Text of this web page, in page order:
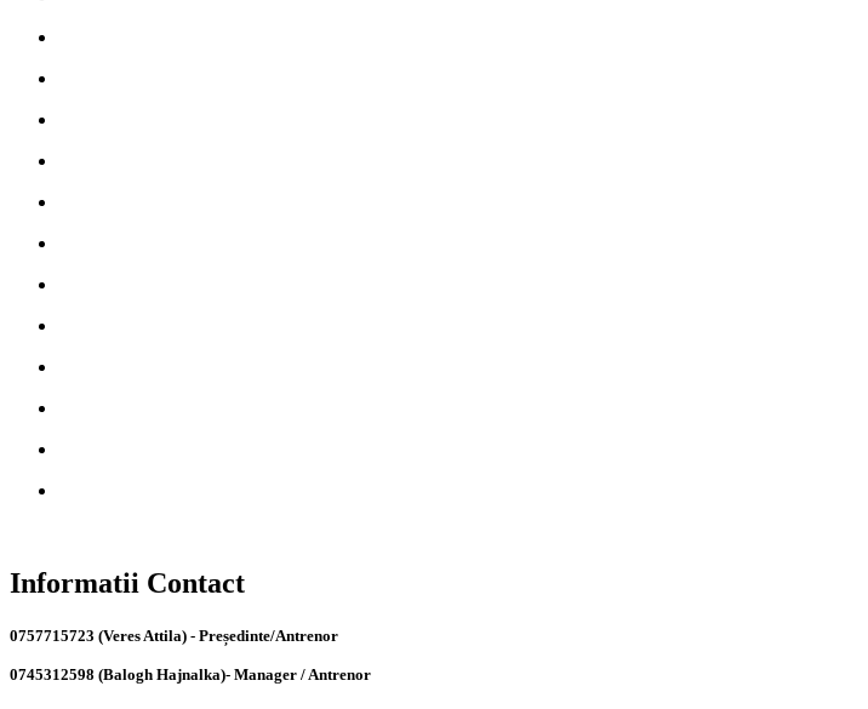
Informatii Contact
0757715723 (Veres Attila) - Președinte/Antrenor
0745312598 (Balogh Hajnalka)- Manager / Antrenor